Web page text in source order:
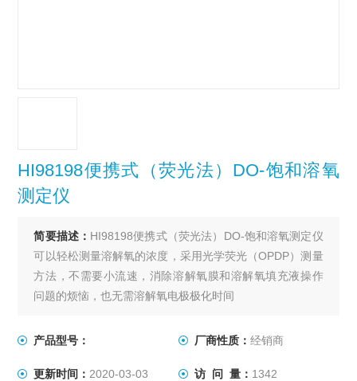
HI98198便携式（荧光法）DO-饱和溶氧
测定仪
简要描述： HI98198便携式（荧光法）DO-饱和溶氧测定仪
可以轻松测量溶解氧的浓度，采用光学荧光（OPDP）测量
方法，不需要小流速，消除溶解氧膜和溶解氧填充液操作
问题的烦恼，也无需溶解氧电极极化时间
产品型号： 厂商性质： 经销商
更新时间： 2020-03-03 访 问 量： 1342